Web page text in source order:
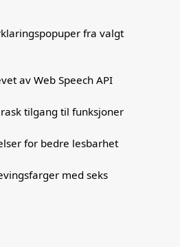
fra valgt
av Web Speech API
tilgang til funksjoner
for bedre lesbarhet
med seks